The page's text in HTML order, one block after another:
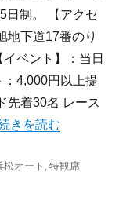
日制。 【アクセ
地下道17番のり
ベント】：当日
4,000円以上提
先着30名 レース
8/2:浜松オートG2
きを読む
松オート ,特観席